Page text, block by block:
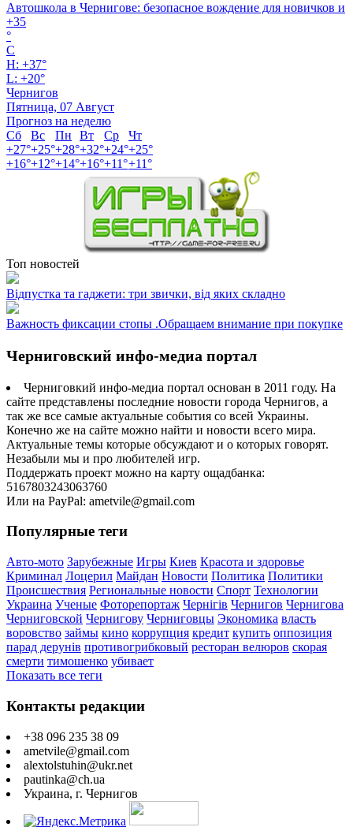
Автошкола в Чернигове: безопасное вождение для новичков и
+35
°
C
H: +37°
L: +20°
Чернигов
Пятница, 07 Август
Прогноз на неделю
Сб
Вс Пн Вт Ср
Чт
+27°+25°+28°+32°+24°+25°
+16°+12°+14°+16°+11°+11°
Топ новостей
Відпустка та гаджети: три звички, від яких складно
Важность фиксации стопы .Обращаем внимание при покупке
Черниговский инфо-медиа портал
Черниговкий инфо-медиа портал основан в 2011 году. На
сайте представлены последние новости города Чернигов, а
так же все самые актуальные события со всей Украины.
Конечно же на сайте можно найти и новости всего мира.
Актуальные темы которые обсуждают и о которых говорят.
Незабыли мы и про любителей игр.
Поддержать проект можно на карту ощадбанка:
5167803243063760
Или на PayPal: ametvile@gmail.com
Популярные теги
Авто-мото Зарубежные Игры Киев Красота и здоровье
Криминал Лоцерил Майдан Новости Политика Политики
Происшествия Региональные новости Спорт Технологии
Украина Ученые Фоторепортаж Чернігів Чернигов Чернигова
Черниговской Чернигову Черниговцы Экономика власть
воровство займы кино коррупция кредит купить оппозиция
парад дерунів противогрибковый ресторан велюров скорая
смерти тимошенко убивает
Показать все теги
Контакты редакции
+38 096 235 38 09
ametvile@gmail.com
alextolstuhin@ukr.net
pautinka@ch.ua
Украина, г. Чернигов